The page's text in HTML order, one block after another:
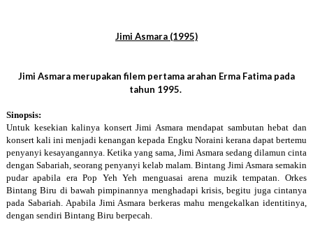
Jimi Asmara (1995)
Jimi Asmara merupakan filem pertama arahan Erma Fatima pada
tahun 1995.
Sinopsis:
Untuk kesekian kalinya konsert Jimi Asmara mendapat sambutan hebat dan
konsert kali ini menjadi kenangan kepada Engku Noraini kerana dapat bertemu
penyanyi kesayangannya. Ketika yang sama, Jimi Asmara sedang dilamun cinta
dengan Sabariah, seorang penyanyi kelab malam. Bintang Jimi Asmara semakin
pudar apabila era Pop Yeh Yeh menguasai arena muzik tempatan. Orkes
Bintang Biru di bawah pimpinannya menghadapi krisis, begitu juga cintanya
pada Sabariah. Apabila Jimi Asmara berkeras mahu mengekalkan identitinya,
dengan sendiri Bintang Biru berpecah.